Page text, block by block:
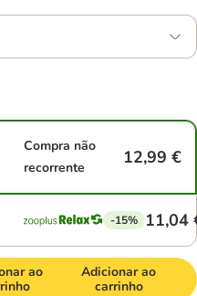
Compra não
recorrente
12,99 €
-15% 11,04
ao
Adicionar ao
carrinho